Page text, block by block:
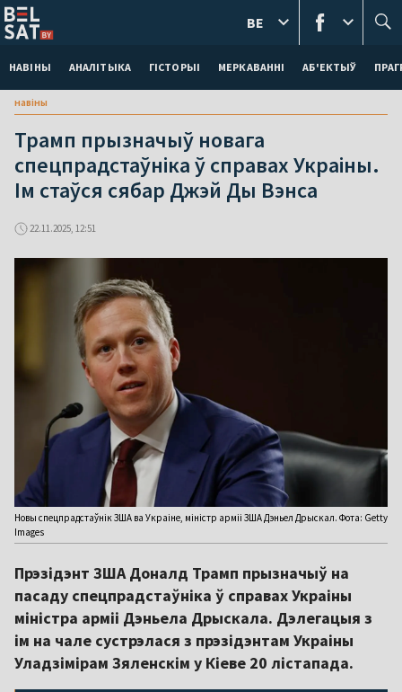
НАВІНЫ АНАЛІТЫКА ГІСТОРЫІ МЕРКАВАННI АБ'ЕКТЫЎ
BE
навіны
Трамп прызначыў новага
спецпрадстаўніка ў справах Украіны.
Ім стаўся сябар Джэй Ды Вэнса
22.11.2025, 12:51
Новы спецпрадстаўнік ЗША ва Украіне, міністр арміі ЗША Дэньел Дрыскал. Фота: Getty
Images
Прэзідэнт ЗША Доналд Трамп прызначыў на
пасаду спецпрадстаўніка ў справах Украіны
міністра арміі Дэньела Дрыскала. Дэлегацыя з
ім на чале сустрэлася з прэзідэнтам Украіны
Уладзімірам Зяленскім у Кіеве 20 лістапада.